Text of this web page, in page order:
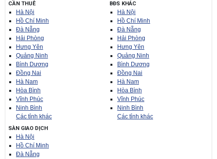
CẦN THUÊ
Hà Nội
Hồ Chí Minh
Đà Nẵng
Hải Phòng
Hưng Yên
Quảng Ninh
Bình Dương
Đồng Nai
Hà Nam
Hòa Bình
Vĩnh Phúc
Ninh Bình
Các tỉnh khác
BĐS KHÁC
Hà Nội
Hồ Chí Minh
Đà Nẵng
Hải Phòng
Hưng Yên
Quảng Ninh
Bình Dương
Đồng Nai
Hà Nam
Hòa Bình
Vĩnh Phúc
Ninh Bình
Các tỉnh khác
SÀN GIAO DỊCH
Hà Nội
Hồ Chí Minh
Đà Nẵng